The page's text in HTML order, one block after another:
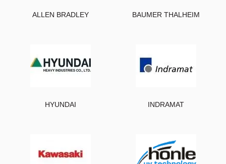
ALLEN BRADLEY BAUMER THALHEIM
HYUNDAI INDRAMAT